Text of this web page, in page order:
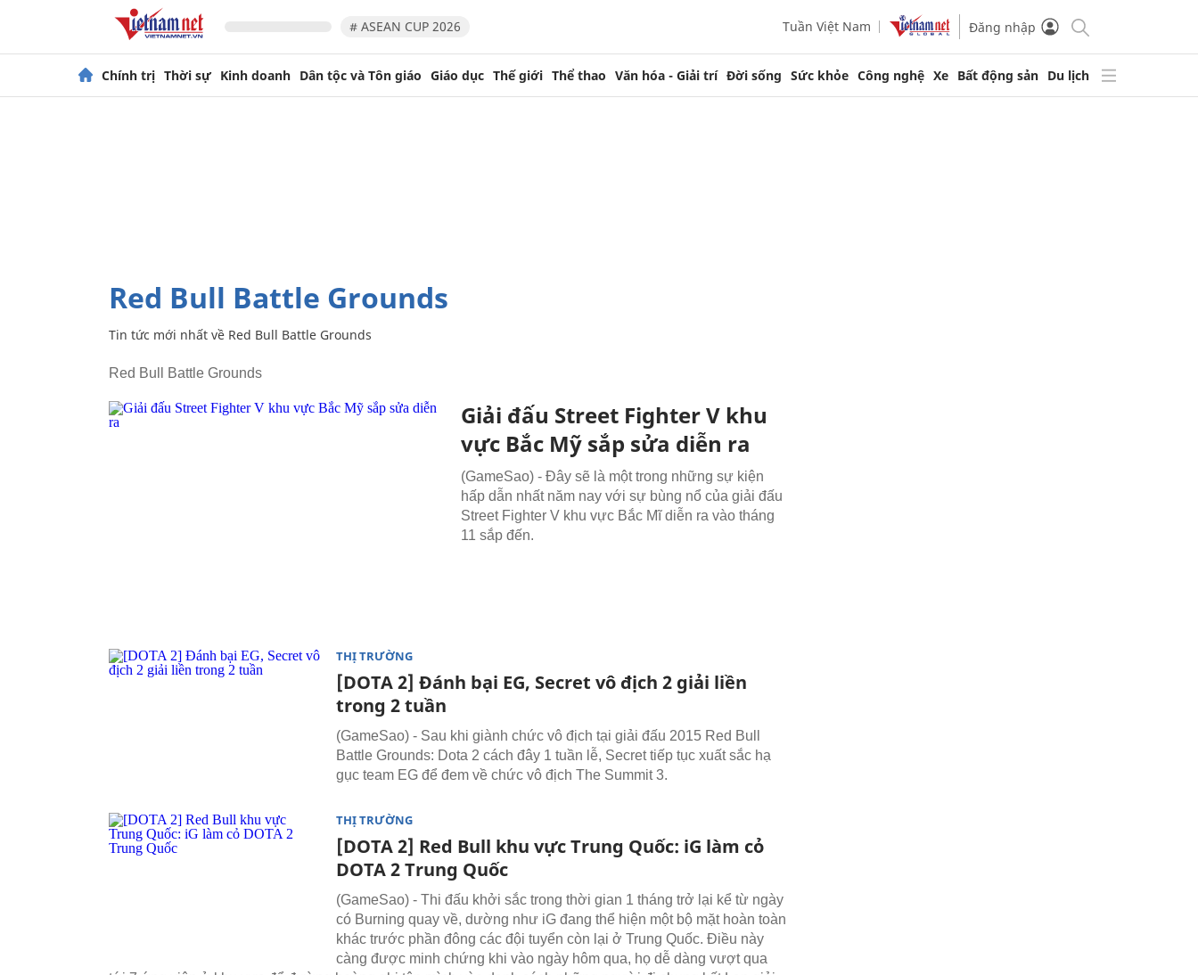
# ASEAN CUP 2026 Tuần Việt Nam Đăng nhập
Chính trị Thời sự Kinh doanh Dân tộc và Tôn giáo Giáo dục Thế giới Thể thao Văn hóa - Giải trí Đời sống Sức khỏe Công nghệ Xe Bất động sản Du lịch
Red Bull Battle Grounds
Tin tức mới nhất về Red Bull Battle Grounds
Red Bull Battle Grounds
Giải đấu Street Fighter V khu
vực Bắc Mỹ sắp sửa diễn ra
(GameSao) - Đây sẽ là một trong những sự kiện
hấp dẫn nhất năm nay với sự bùng nổ của giải đấu
Street Fighter V khu vực Bắc Mĩ diễn ra vào tháng
11 sắp đến.
THỊ TRƯỜNG
[DOTA 2] Đánh bại EG, Secret vô địch 2 giải liền
trong 2 tuần
(GameSao) - Sau khi giành chức vô địch tại giải đấu 2015 Red Bull
Battle Grounds: Dota 2 cách đây 1 tuần lễ, Secret tiếp tục xuất sắc hạ
gục team EG để đem về chức vô địch The Summit 3.
THỊ TRƯỜNG
[DOTA 2] Red Bull khu vực Trung Quốc: iG làm cỏ
DOTA 2 Trung Quốc
(GameSao) - Thi đấu khởi sắc trong thời gian 1 tháng trở lại kể từ ngày
có Burning quay về, dường như iG đang thể hiện một bộ mặt hoàn toàn
khác trước phần đông các đội tuyển còn lại ở Trung Quốc. Điều này
càng được minh chứng khi vào ngày hôm qua, họ dễ dàng vượt qua